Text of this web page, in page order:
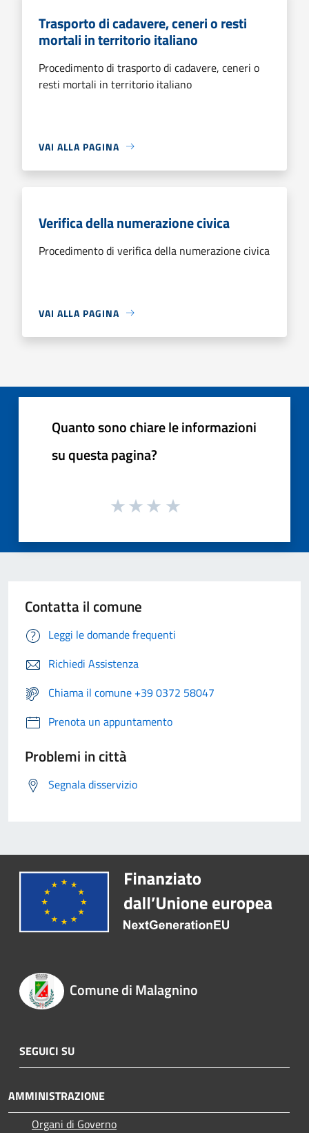
Trasporto di cadavere, ceneri o resti
mortali in territorio italiano
Procedimento di trasporto di cadavere, ceneri o
resti mortali in territorio italiano
VAI ALLA PAGINA
Verifica della numerazione civica
Procedimento di verifica della numerazione civica
VAI ALLA PAGINA
Quanto sono chiare le informazioni
su questa pagina?
Contatta il comune
Leggi le domande frequenti
Richiedi Assistenza
Chiama il comune +39 0372 58047
Prenota un appuntamento
Problemi in città
Segnala disservizio
Comune di Malagnino
SEGUICI SU
AMMINISTRAZIONE
Organi di Governo